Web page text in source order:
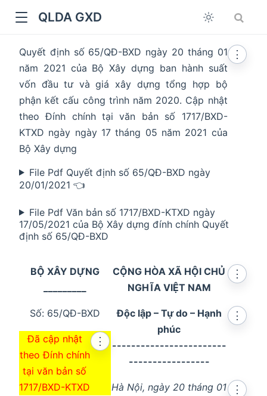
QLDA GXD
in new window
Quyết định số 65/QĐ-BXD ngày 20 tháng 01
năm 2021 của Bộ Xây dựng ban hành suất
vốn đầu tư và giá xây dựng tổng hợp bộ
phận kết cấu công trình năm 2020. Cập nhật
theo Đính chính tại văn bản số 1717/BXD-
KTXD ngày ngày 17 tháng 05 năm 2021 của
Bộ Xây dựng
⋮
File Pdf Quyết định số 65/QĐ-BXD ngày
20/01/2021 👈
File Pdf Văn bản số 1717/BXD-KTXD ngày
17/05/2021 của Bộ Xây dựng đính chính Quyết
định số 65/QĐ-BXD
BỘ XÂY DỰNG
Số: 65/QĐ-BXD
Đã cập nhật
theo Đính chính
tại văn bản số
1717/BXD-KTXD
⋮
CỘNG HÒA XÃ HỘI CHỦ
NGHĨA VIỆT NAM
⋮
Độc lập – Tự do – Hạnh
phúc
------------------------
-----------------
⋮
Hà Nội, ngày 20 tháng 01
⋮